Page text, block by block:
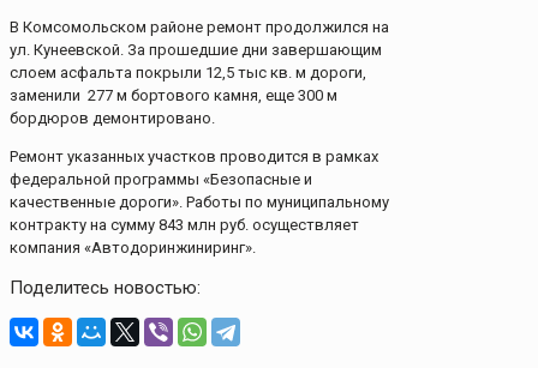
В Комсомольском районе ремонт продолжился на
ул. Кунеевской. За прошедшие дни завершающим
слоем асфальта покрыли 12,5 тыс кв. м дороги,
заменили 277 м бортового камня, еще 300 м
бордюров демонтировано.
Ремонт указанных участков проводится в рамках
федеральной программы «Безопасные и
качественные дороги». Работы по муниципальному
контракту на сумму 843 млн руб. осуществляет
компания «Автодоринжиниринг».
Поделитесь новостью: